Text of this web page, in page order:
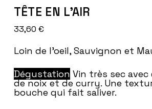
TÊTE EN L’AIR
33,60 €
Loin de l’oeil, Sauvignon et
Dégustation Vin très sec avec
de noix et de curry. Une
bouche qui fait saliver.